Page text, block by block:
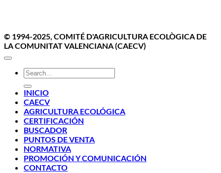
© 1994-2025, COMITÉ D'AGRICULTURA ECOLÒGICA DE
LA COMUNITAT VALENCIANA (CAECV)
INICIO
CAECV
AGRICULTURA ECOLÓGICA
CERTIFICACIÓN
BUSCADOR
PUNTOS DE VENTA
NORMATIVA
PROMOCIÓN Y COMUNICACIÓN
CONTACTO